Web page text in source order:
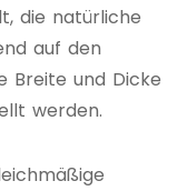
die natürliche
auf den
Breite und Dicke
werden.